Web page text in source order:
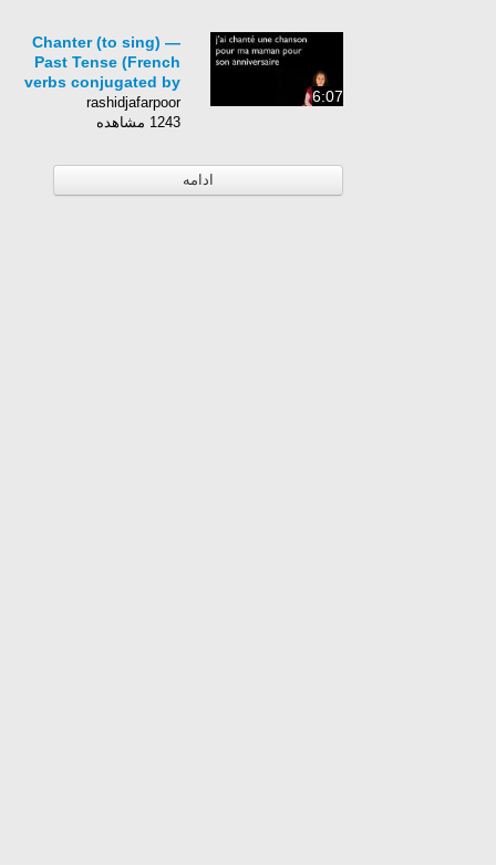
6:07
Chanter (to sing) —
Past Tense (French
verbs conjugated by
Learn French With
Alexa)
rashidjafarpoor
1243 مشاهده
ادامه